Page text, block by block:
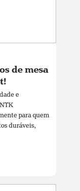
de mesa
e
para quem
duráveis,